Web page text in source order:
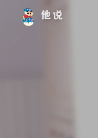
他说